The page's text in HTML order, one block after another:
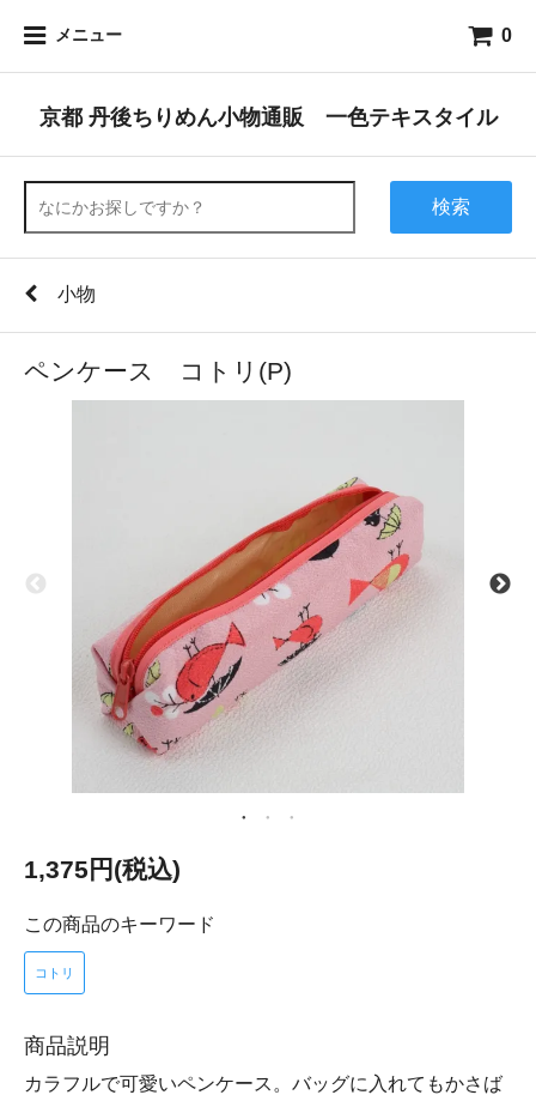
メニュー 0
京都 丹後ちりめん小物通販 一色テキスタイル
検索
小物
ペンケース コトリ(P)
1,375円(税込)
この商品のキーワード
コトリ
商品説明
カラフルで可愛いペンケース。バッグに入れてもかさば